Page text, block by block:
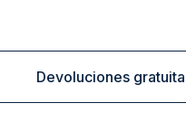
Devoluciones